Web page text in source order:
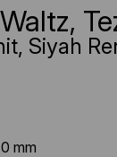
Siyah
mm